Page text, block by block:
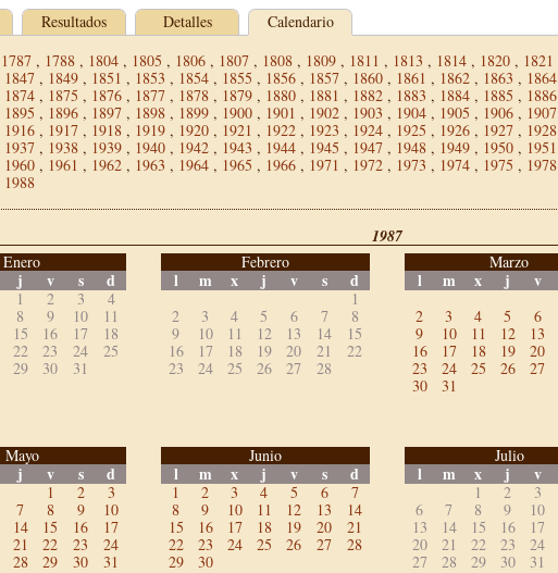
Resultados Detalles
Calendario
1787 , 1788 , 1804 , 1805 , 1806 , 1807 , 1808 , 1809 , 1811 , 1813 , 1814 , 1820 , 1821
1847 , 1849 , 1851 , 1853 , 1854 , 1855 , 1856 , 1857 , 1860 , 1861 , 1862 , 1863 , 1864
1874 , 1875 , 1876 , 1877 , 1878 , 1879 , 1880 , 1881 , 1882 , 1883 , 1884 , 1885 , 1886
1895 , 1896 , 1897 , 1898 , 1899 , 1900 , 1901 , 1902 , 1903 , 1904 , 1905 , 1906 , 1907
1916 , 1917 , 1918 , 1919 , 1920 , 1921 , 1922 , 1923 , 1924 , 1925 , 1926 , 1927 , 1928
1937 , 1938 , 1939 , 1940 , 1942 , 1943 , 1944 , 1945 , 1947 , 1948 , 1949 , 1950 , 1951
1960 , 1961 , 1962 , 1963 , 1964 , 1965 , 1966 , 1971 , 1972 , 1973 , 1974 , 1975 , 1978
1988
1987
Enero
j v s d
1 2 3
4
8 9 10
11
15 16 17
18
22 23 24
25
29 30 31
Febrero
l m x j v s d
1
2
3 4 5 6 7
8
9
10 11 12 13 14
15
16
17 18 19 20 21
22
23
24 25 26 27 28
Marzo
l m x j v
2
3 4 5 6
9
10 11 12 13
16
17 18 19 20
23
24 25 26 27
30
31
Mayo
j v s d
1 2
3
7 8 9
10
14 15 16
17
21 22 23
24
28 29 30 31
Junio
l m x j v s d
1 2 3 4 5 6
7
8
9 10 11 12 13
14
15
16 17 18 19 20
21
22
23 24 25 26 27
28
29
30
Julio
l m x j v
1 2 3
6
7 8 9 10
13
14 15 16 17
20
21 22 23 24
27
28 29 30 31